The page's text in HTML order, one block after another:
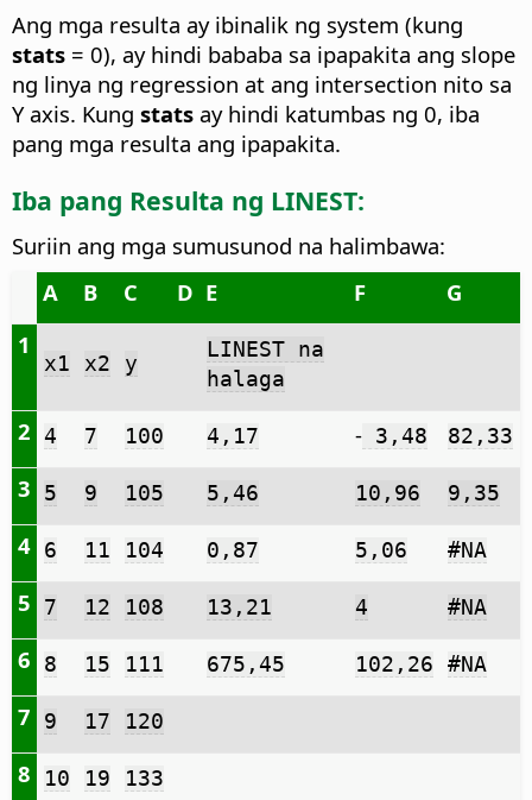
Ang mga resulta ay ibinalik ng system (kung
stats = 0), ay hindi bababa sa ipapakita ang slope
ng linya ng regression at ang intersection nito sa
Y axis. Kung stats ay hindi katumbas ng 0, iba
pang mga resulta ang ipapakita.
Iba pang Resulta ng LINEST:
Suriin ang mga sumusunod na halimbawa:
A
B C D E F
G
1
x1 x2 y
LINEST na
halaga
2 4 7 100 4,17 -3,48 82,33
3 5 9 105 5,46 10,96 9,35
4 6 11 104 0,87 5,06 #NA
5 7 12 108 13,21 4 #NA
6 8 15 111 675,45 102,26 #NA
7 9 17 120
8 10 19 133